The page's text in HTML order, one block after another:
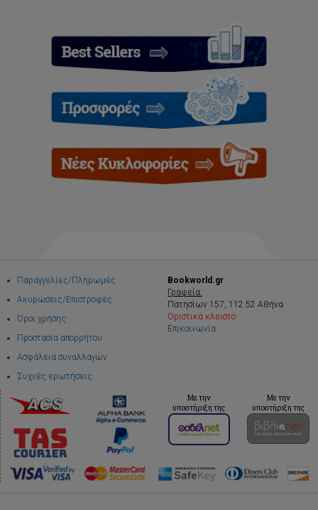
Παραγγελίες/Πληρωμές
Ακυρώσεις/Επιστροφές
Όροι χρήσης
Προστασία απορρήτου
Ασφάλεια συναλλαγών
Συχνές ερωτήσεις
Bookworld.gr
Γραφεία:
Πατησίων 157, 112 52 Αθήνα
Οριστικά κλειστό
Επικοινωνία
Με την
υποστήριξη της
Με την
υποστήριξη της